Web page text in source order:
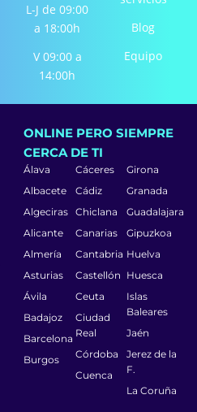
L-J de 09:00
a 18:00h
V 09:00 a
14:00h
Blog
Equipo
ONLINE PERO SIEMPRE
CERCA DE TI
Álava
Albacete
Algeciras
Alicante
Almería
Asturias
Ávila
Badajoz
Barcelona
Burgos
Cáceres
Cádiz
Chiclana
Canarias
Cantabria
Castellón
Ceuta
Ciudad
Real
Córdoba
Cuenca
Girona
Granada
Guadalajara
Gipuzkoa
Huelva
Huesca
Islas
Baleares
Jaén
Jerez de la
F.
La Coruña